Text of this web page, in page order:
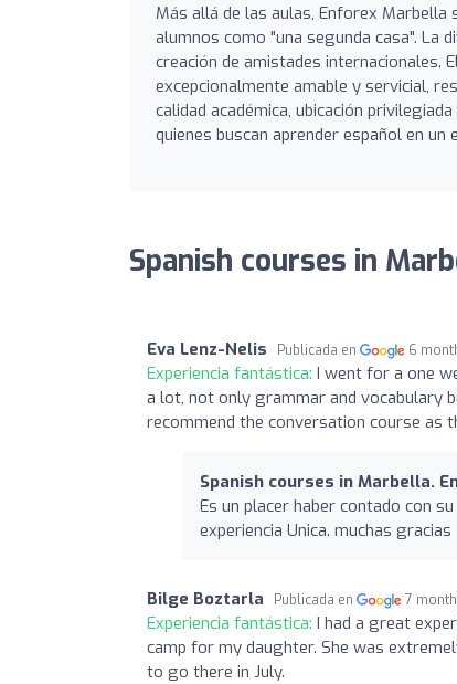
Más allá de las aulas, Enforex
alumnos como "una segunda casa". La
creación de amistades internacionales.
excepcionalmente amable y servicial,
calidad académica, ubicación
quienes buscan aprender español en
Spanish courses in
Eva Lenz-Nelis Publicada en 6
Experiencia fantástica: I went for a one
a lot, not only grammar and vocabulary
recommend the conversation course as
Spanish courses in Marbella.
Es un placer haber contado con
experiencia Unica. muchas gracias
Bilge Boztarla Publicada en 7
Experiencia fantástica: I had a great
camp for my daughter. She was
to go there in July.